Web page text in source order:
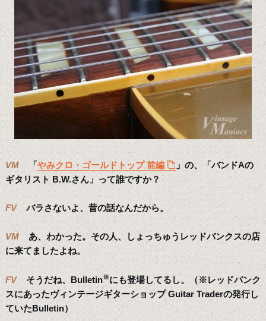
VM 「やみクロ・ゴールドトップ 前編
」の、「バンドAの
ギタリスト B.W.さん」って誰ですか？
FV バラさないよ、昔の話なんだから。
VM
あ、わかった。その人、しょっちゅうレッドバンクスの店
に来てましたよね。
FV そうだね、Bulletin※にも登場してるし。（※レッドバンク
スにあったヴィンテージギターショップ Guitar Traderの発行し
ていたBulletin）